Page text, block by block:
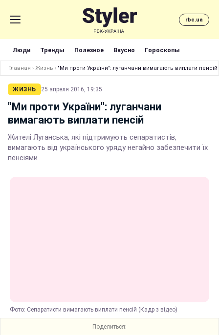
rbc.ua
Люди Тренды Полезное Вкусно Гороскопы
Главная › Жизнь › "Ми проти України": луганчани вимагають виплати пенсій
ЖИЗНЬ 25 апреля 2016, 19:35
"Ми проти України": луганчани
вимагають виплати пенсій
Жителі Луганська, які підтримують сепаратистів,
вимагають від українського уряду негайно забезпечити їх
пенсіями
Фото: Сепаратисти вимагають виплати пенсій (Кадр з відео)
Поделиться: